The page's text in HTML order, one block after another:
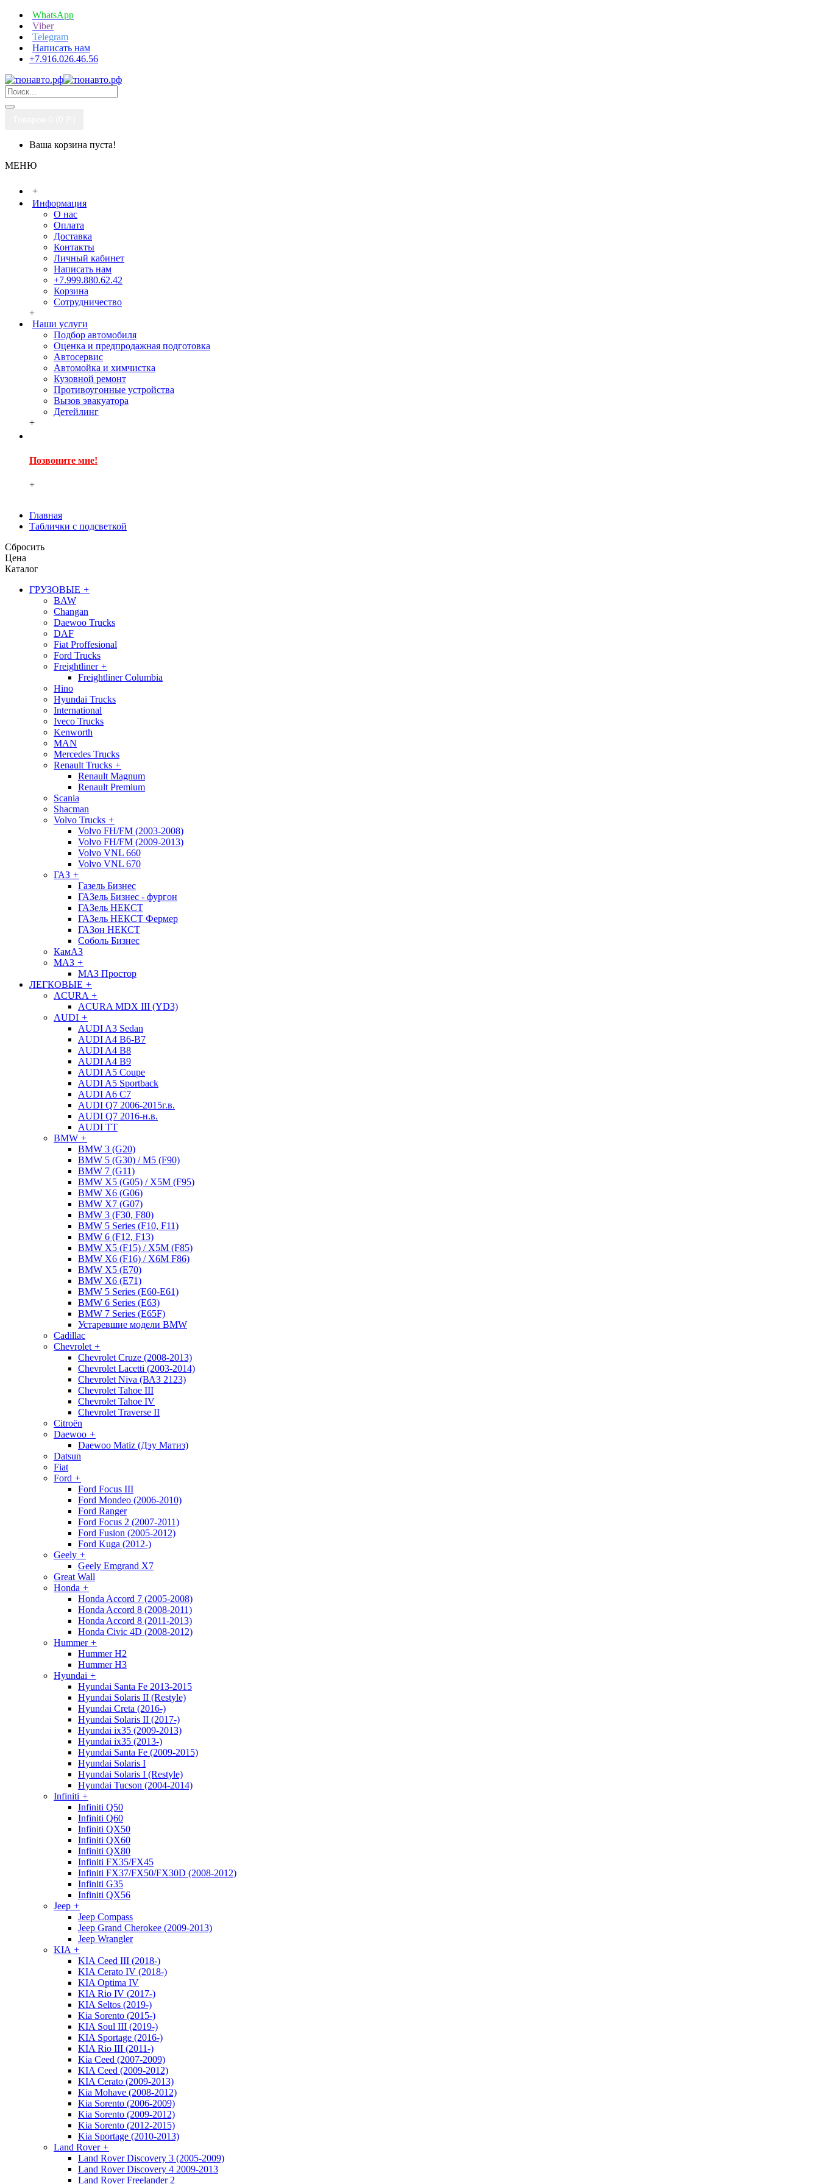
WhatsApp
Viber
Telegram
Написать нам
+7.916.026.46.56
Ваша корзина пуста!
МЕНЮ
+
Информация
О нас
Оплата
Доставка
Контакты
Личный кабинет
Написать нам
+7.999.880.62.42
Корзина
Сотрудничество
+
Наши услуги
Подбор автомобиля
Оценка и предпродажная подготовка
Автосервис
Автомойка и химчистка
Кузовной ремонт
Противоугонные устройства
Вызов эвакуатора
Детейлинг
+
Позвоните мне!
+
Главная
Таблички с подсветкой
Сбросить
Цена
Каталог
ГРУЗОВЫЕ +
BAW
Changan
Daewoo Trucks
DAF
Fiat Proffesional
Ford Trucks
Freightliner +
Freightliner Columbia
Hino
Hyundai Trucks
International
Iveco Trucks
Kenworth
MAN
Mercedes Trucks
Renault Trucks +
Renault Magnum
Renault Premium
Scania
Shacman
Volvo Trucks +
Volvo FH/FM (2003-2008)
Volvo FH/FM (2009-2013)
Volvo VNL 660
Volvo VNL 670
ГАЗ +
Газель Бизнес
ГАЗель Бизнес - фургон
ГАЗель НЕКСТ
ГАЗель НЕКСТ Фермер
ГАЗон НЕКСТ
Соболь Бизнес
КамАЗ
МАЗ +
МАЗ Простор
ЛЕГКОВЫЕ +
ACURA +
ACURA MDX III (YD3)
AUDI +
AUDI A3 Sedan
AUDI A4 B6-B7
AUDI A4 B8
AUDI A4 B9
AUDI A5 Coupe
AUDI A5 Sportback
AUDI A6 C7
AUDI Q7 2006-2015г.в.
AUDI Q7 2016-н.в.
AUDI TT
BMW +
BMW 3 (G20)
BMW 5 (G30) / M5 (F90)
BMW 7 (G11)
BMW X5 (G05) / X5M (F95)
BMW X6 (G06)
BMW X7 (G07)
BMW 3 (F30, F80)
BMW 5 Series (F10, F11)
BMW 6 (F12, F13)
BMW X5 (F15) / X5M (F85)
BMW X6 (F16) / X6M F86)
BMW X5 (E70)
BMW X6 (E71)
BMW 5 Series (E60-E61)
BMW 6 Series (E63)
BMW 7 Series (E65F)
Устаревшие модели BMW
Cadillac
Chevrolet +
Chevrolet Cruze (2008-2013)
Chevrolet Lacetti (2003-2014)
Chevrolet Niva (ВАЗ 2123)
Chevrolet Tahoe III
Chevrolet Tahoe IV
Chevrolet Traverse II
Citroën
Daewoo +
Daewoo Matiz (Дэу Матиз)
Datsun
Fiat
Ford +
Ford Focus III
Ford Mondeo (2006-2010)
Ford Ranger
Ford Focus 2 (2007-2011)
Ford Fusion (2005-2012)
Ford Kuga (2012-)
Geely +
Geely Emgrand X7
Great Wall
Honda +
Honda Accord 7 (2005-2008)
Honda Accord 8 (2008-2011)
Honda Accord 8 (2011-2013)
Honda Civic 4D (2008-2012)
Hummer +
Hummer H2
Hummer H3
Hyundai +
Hyundai Santa Fe 2013-2015
Hyundai Solaris II (Restyle)
Hyundai Creta (2016-)
Hyundai Solaris II (2017-)
Hyundai ix35 (2009-2013)
Hyundai ix35 (2013-)
Hyundai Santa Fe (2009-2015)
Hyundai Solaris I
Hyundai Solaris I (Restyle)
Hyundai Tucson (2004-2014)
Infiniti +
Infiniti Q50
Infiniti Q60
Infiniti QX50
Infiniti QX60
Infiniti QX80
Infiniti FX35/FX45
Infiniti FX37/FX50/FX30D (2008-2012)
Infiniti G35
Infiniti QX56
Jeep +
Jeep Compass
Jeep Grand Cherokee (2009-2013)
Jeep Wrangler
KIA +
KIA Ceed III (2018-)
KIA Cerato IV (2018-)
KIA Optima IV
KIA Rio IV (2017-)
KIA Seltos (2019-)
Kia Sorento (2015-)
KIA Soul III (2019-)
KIA Sportage (2016-)
KIA Rio III (2011-)
Kia Ceed (2007-2009)
KIA Ceed (2009-2012)
KIA Cerato (2009-2013)
Kia Mohave (2008-2012)
Kia Sorento (2006-2009)
Kia Sorento (2009-2012)
Kia Sorento (2012-2015)
Kia Sportage (2010-2013)
Land Rover +
Land Rover Discovery 3 (2005-2009)
Land Rover Discovery 4 2009-2013
Land Rover Freelander 2